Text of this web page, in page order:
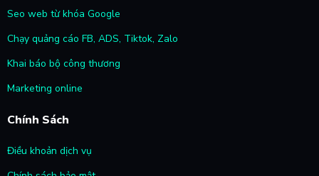
Seo web từ khóa Google
Chạy quảng cáo FB, ADS, Tiktok, Zalo
Khai báo bộ công thương
Marketing online
Chính Sách
Điều khoản dịch vụ